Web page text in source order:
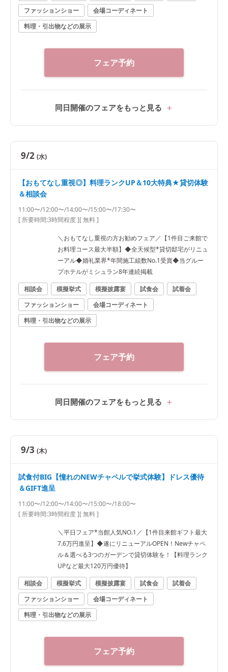
ファッションショー
会場コーディネート
料理・引出物などの展示
フェア予約
同日開催のフェアをもっと見る
9/2 (水)
【おもてなし重視◎】料理ランクUP＆10大特典★貸切体験
＆相談会
11:00〜/12:00〜/14:00〜/15:00〜/17:30〜
[ 所要時間:3時間程度][ 無料 ]
＼おもてなし重視の方お勧めフェア／【1件目ご来館で
お料理コース最大半額】◆全天候型*貸切邸宅がリニュ
ーアル◆婚礼業界*年間施工組数No.1受賞◆当グルー
プホテルがミシュラン8年連続掲載
相談会
模擬挙式 模擬披露宴 試食会
試着会
ファッションショー
会場コーディネート
料理・引出物などの展示
フェア予約
同日開催のフェアをもっと見る
9/3 (木)
試食付BIG【憧れのNEWチャペルで挙式体験】ドレス優待
＆GIFT進呈
11:00〜/12:00〜/14:00〜/15:00〜/18:00〜
[ 所要時間:3時間程度][ 無料 ]
＼平日フェア*当館人気NO.1／【1件目来館ギフト最大
7.6万円進呈】◆遂にリニューアルOPEN！Newチャペ
ル＆選べる3つのガーデンで貸切体験を！【料理ランク
UPなど最大120万円優待】
相談会
模擬挙式 模擬披露宴 試食会
試着会
ファッションショー
会場コーディネート
料理・引出物などの展示
フェア予約